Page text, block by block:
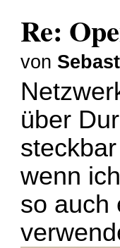
Re:
von
über
wenn
so auch